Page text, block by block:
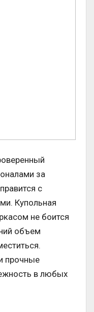
за
с
Купольная
не боится
объем
прочные
в любых